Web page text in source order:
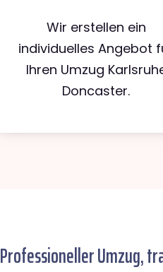
Wir erstellen ein
individuelles Angebot
Ihren Umzug
Doncaster.
Professioneller Umzug,